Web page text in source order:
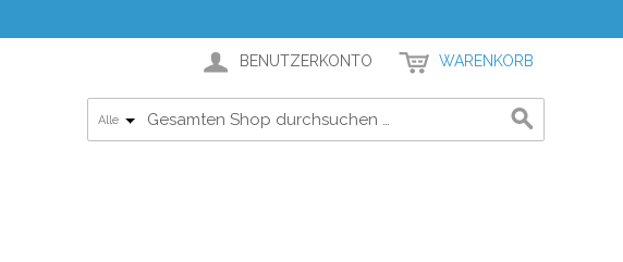
BENUTZERKONTO WARENKORB
Alle